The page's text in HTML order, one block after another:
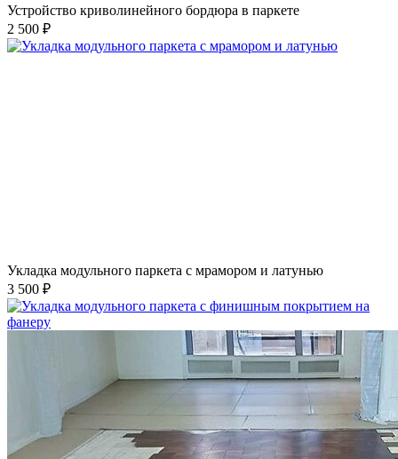
Устройство криволинейного бордюра в паркете
2 500 ₽
Укладка модульного паркета с мрамором и латунью
3 500 ₽